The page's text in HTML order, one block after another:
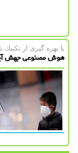
با بهره گیری از تكنیك
هوش مصنوعی جهش